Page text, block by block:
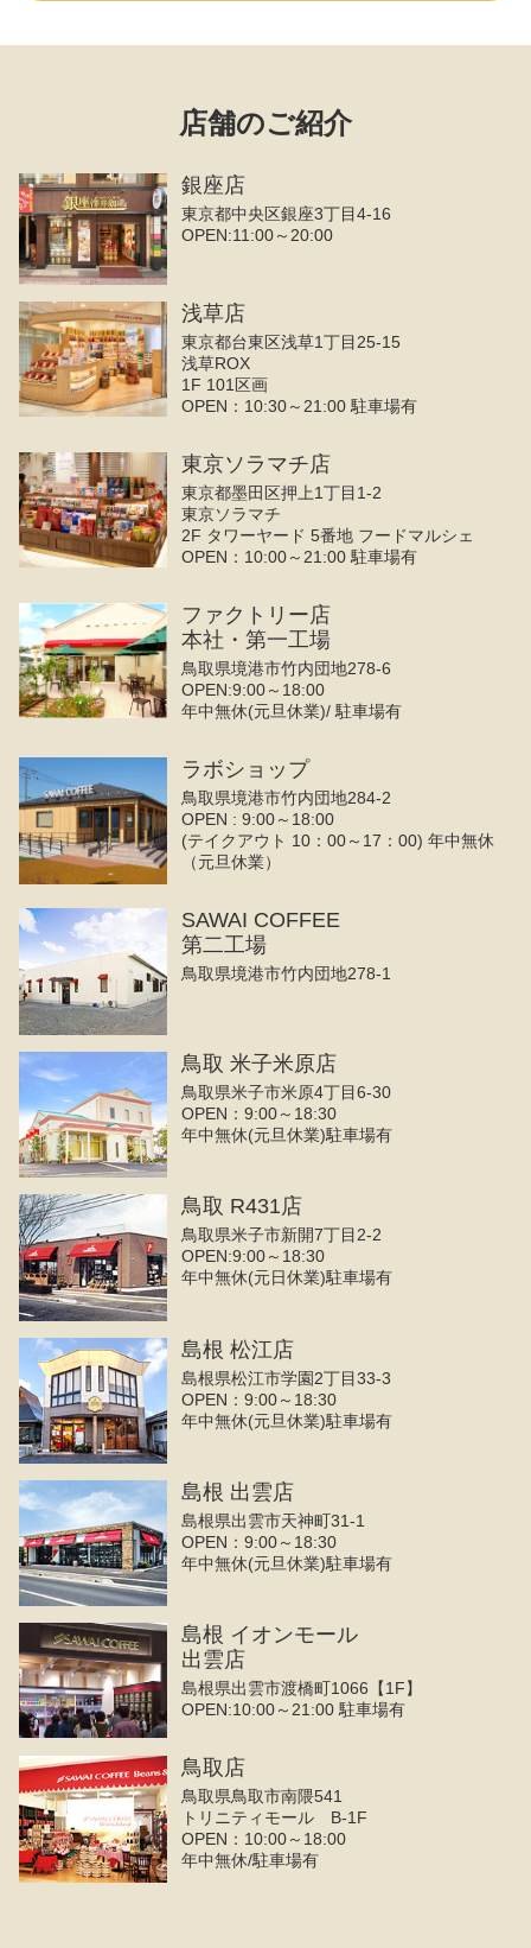
店舗のご紹介
銀座店
東京都中央区銀座3丁目4‐16
OPEN:11:00～20:00
浅草店
東京都台東区浅草1丁目25-15
浅草ROX
1F 101区画
OPEN：10:30～21:00 駐車場有
東京ソラマチ店
東京都墨田区押上1丁目1-2
東京ソラマチ
2F タワーヤード 5番地 フードマルシェ
OPEN：10:00～21:00 駐車場有
ファクトリー店
本社・第一工場
鳥取県境港市竹内団地278-6
OPEN:9:00～18:00
年中無休(元旦休業)/ 駐車場有
ラボショップ
鳥取県境港市竹内団地284-2
OPEN : 9:00～18:00
(テイクアウト 10：00～17：00) 年中無休
（元旦休業）
SAWAI COFFEE
第二工場
鳥取県境港市竹内団地278-1
鳥取 米子米原店
鳥取県米子市米原4丁目6-30
OPEN：9:00～18:30
年中無休(元旦休業)駐車場有
鳥取 R431店
鳥取県米子市新開7丁目2-2
OPEN:9:00～18:30
年中無休(元日休業)駐車場有
島根 松江店
島根県松江市学園2丁目33-3
OPEN：9:00～18:30
年中無休(元旦休業)駐車場有
島根 出雲店
島根県出雲市天神町31-1
OPEN：9:00～18:30
年中無休(元旦休業)駐車場有
島根 イオンモール
出雲店
島根県出雲市渡橋町1066【1F】
OPEN:10:00～21:00 駐車場有
鳥取店
鳥取県鳥取市南隈541
トリニティモール B-1F
OPEN：10:00～18:00
年中無休/駐車場有